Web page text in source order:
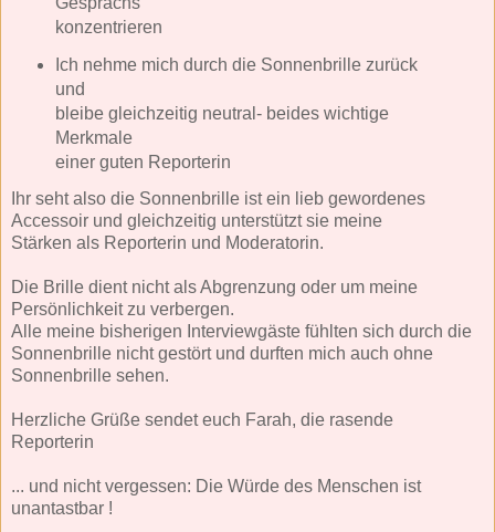
konzentrieren
Ich nehme mich durch die Sonnenbrille zurück
und
bleibe gleichzeitig neutral- beides wichtige
Merkmale
einer guten Reporterin
Ihr seht also die Sonnenbrille ist ein lieb gewordenes
Accessoir und gleichzeitig unterstützt sie meine
Stärken als Reporterin und Moderatorin.
Die Brille dient nicht als Abgrenzung oder um meine
Persönlichkeit zu verbergen.
Alle meine bisherigen Interviewgäste fühlten sich durch die
Sonnenbrille nicht gestört und durften mich auch ohne
Sonnenbrille sehen.
Herzliche Grüße sendet euch Farah, die rasende
Reporterin
... und nicht vergessen: Die Würde des Menschen ist
unantastbar !